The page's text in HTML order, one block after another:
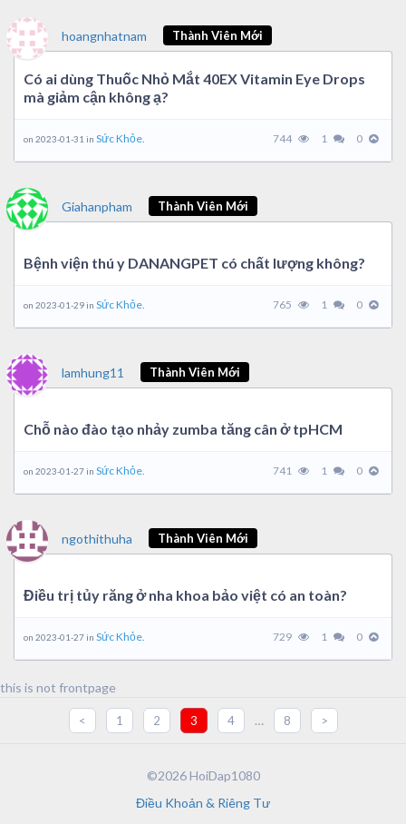
hoangnhatnam Thành Viên Mới
Có ai dùng Thuốc Nhỏ Mắt 40EX Vitamin Eye Drops
mà giảm cận không ạ?
on 2023-01-31 in Sức Khỏe. 744 1 0
Giahanpham Thành Viên Mới
Bệnh viện thú y DANANGPET có chất lượng không?
on 2023-01-29 in Sức Khỏe. 765 1 0
lamhung11 Thành Viên Mới
Chỗ nào đào tạo nhảy zumba tăng cân ở tpHCM
on 2023-01-27 in Sức Khỏe. 741 1 0
ngothithuha Thành Viên Mới
Điều trị tủy răng ở nha khoa bảo việt có an toàn?
on 2023-01-27 in Sức Khỏe. 729 1 0
this is not frontpage
< 1 2 3 4 … 8 >
©2026 HoiDap1080
Điều Khoản & Riêng Tư